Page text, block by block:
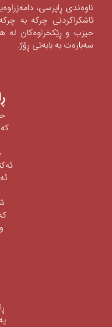
ناوه‌ندی‌ ڕاپرسی‌،
ئاشكراكردنی‌‌ چركه‌ به‌
حیزب و ڕێكخراوه‌كان له‌
سه‌باره‌ت به‌ بابه‌تی‌ ڕۆژ.